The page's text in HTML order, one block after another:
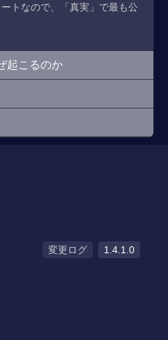
トなので、「真実」で最も公
起こるのか
変更ログ 1.4.1.0